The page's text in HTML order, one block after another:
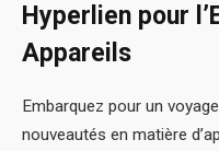
Hyperlien pour
Appareils
Embarquez pour un
nouveautés en matière